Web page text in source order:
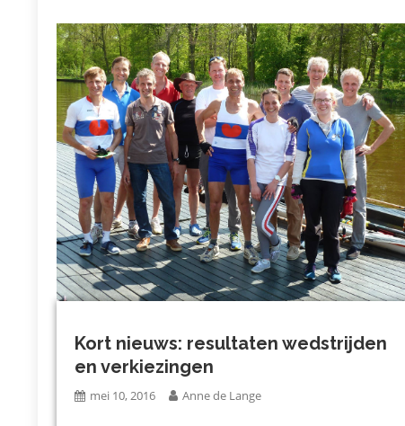
Kort nieuws: resultaten wedstrijden
en verkiezingen
mei 10, 2016 Anne de Lange